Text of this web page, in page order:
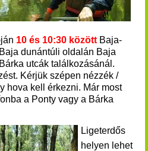
10 és 10:30 között Baja-
dunántúli oldalán Baja
utcák találkozásánál.
Kérjük szépen nézzék /
hova kell érkezni. Már most
a Ponty vagy a Bárka
Ligeterdős
helyen lehet